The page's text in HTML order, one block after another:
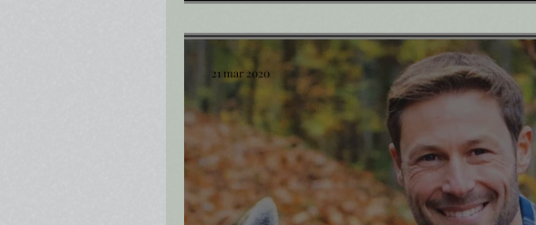
21 mar 2020